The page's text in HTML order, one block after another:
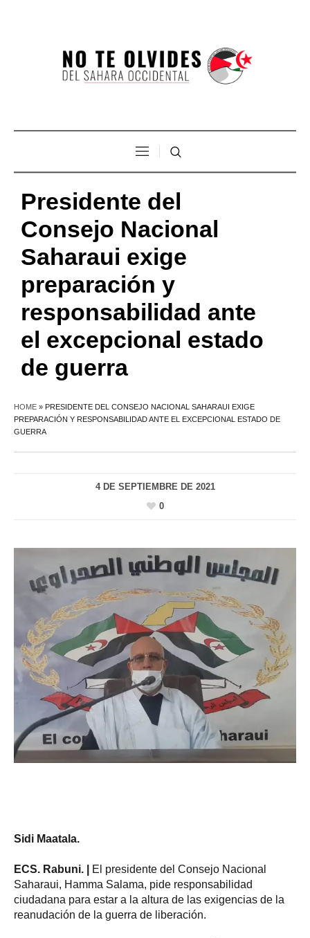
Presidente del
Consejo Nacional
Saharaui exige
preparación y
responsabilidad ante
el excepcional estado
de guerra
HOME » PRESIDENTE DEL CONSEJO NACIONAL SAHARAUI EXIGE
PREPARACIÓN Y RESPONSABILIDAD ANTE EL EXCEPCIONAL ESTADO DE
GUERRA
4 DE SEPTIEMBRE DE 2021
0
Sidi Maatala.
ECS. Rabuni. |
El presidente del Consejo Nacional
Saharaui, Hamma Salama, pide responsabilidad
ciudadana para estar a la altura de las exigencias de la
reanudación de la guerra de liberación.